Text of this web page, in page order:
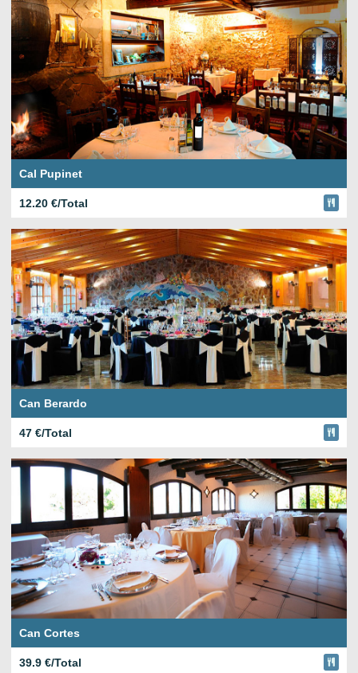
Cal Pupinet
12.20 €/Total
Can Berardo
47 €/Total
Can Cortes
39.9 €/Total